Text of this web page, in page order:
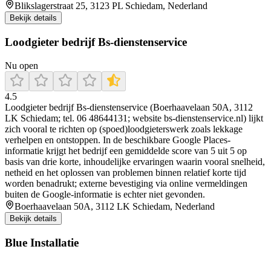
Blikslagerstraat 25, 3123 PL Schiedam, Nederland
Bekijk details
Loodgieter bedrijf Bs-dienstenservice
Nu open
4.5
Loodgieter bedrijf Bs-dienstenservice (Boerhaavelaan 50A, 3112
LK Schiedam; tel. 06 48644131; website bs-dienstenservice.nl) lijkt
zich vooral te richten op (spoed)loodgieterswerk zoals lekkage
verhelpen en ontstoppen. In de beschikbare Google Places-
informatie krijgt het bedrijf een gemiddelde score van 5 uit 5 op
basis van drie korte, inhoudelijke ervaringen waarin vooral snelheid,
netheid en het oplossen van problemen binnen relatief korte tijd
worden benadrukt; externe bevestiging via online vermeldingen
buiten de Google-informatie is echter niet gevonden.
Boerhaavelaan 50A, 3112 LK Schiedam, Nederland
Bekijk details
Blue Installatie